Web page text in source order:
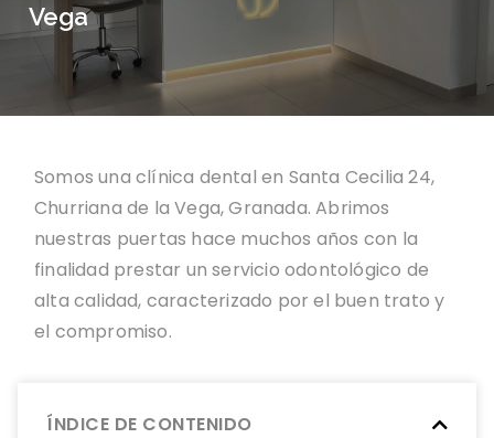
Vega
ÍNDICE DE CONTENIDO
Somos una clínica dental en Santa Cecilia 24,
Churriana de la Vega, Granada. Abrimos
nuestras puertas hace muchos años con la
finalidad prestar un servicio odontológico de
alta calidad, caracterizado por el buen trato y
el compromiso.